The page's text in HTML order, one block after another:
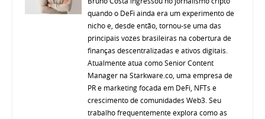
quando o DeFi ainda era um experimento de
nicho e, desde então, tornou-se uma das
principais vozes brasileiras na cobertura de
finanças descentralizadas e ativos digitais.
Atualmente atua como Senior Content
Manager na Starkware.co, uma empresa de
PR e marketing focada em DeFi, NFTs e
crescimento de comunidades Web3. Seu
trabalho frequentemente explora como as